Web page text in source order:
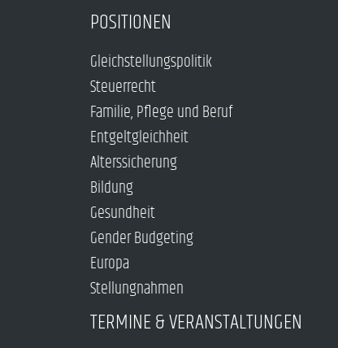
POSITIONEN
Gleichstellungspolitik
Steuerrecht
Familie, Pflege und Beruf
Entgeltgleichheit
Alterssicherung
Bildung
Gesundheit
Gender Budgeting
Europa
Stellungnahmen
TERMINE & VERANSTALTUNGEN